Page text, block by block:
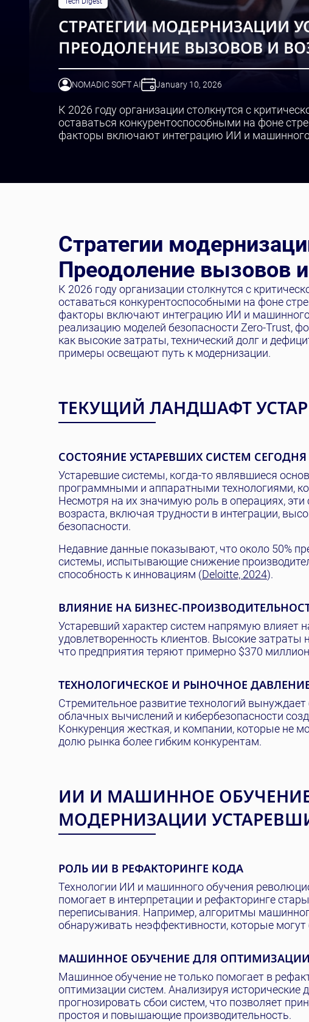
СТРАТЕГИИ МОДЕРНИЗАЦИИ
ПРЕОДОЛЕНИЕ ВЫЗОВОВ И
NOMADIC SOFT AI January 10, 2026
К 2026 году организации столкнутся с
оставаться конкурентоспособными на фоне
факторы включают интеграцию ИИ и
Стратегии
Преодоление вызовов
К 2026 году организации столкнутся с
оставаться конкурентоспособными на фоне
факторы включают интеграцию ИИ и машинного
реализацию моделей безопасности Zero-Trust,
как высокие затраты, технический долг и
примеры освещают путь к модернизации.
ТЕКУЩИЙ ЛАНДШАФТ
СОСТОЯНИЕ УСТАРЕВШИХ СИСТЕМ СЕГОДНЯ
Устаревшие системы, когда-то являвшиеся
программными и аппаратными технологиями,
Несмотря на их значимую роль в операциях,
возраста, включая трудности в интеграции,
безопасности.
Недавние данные показывают, что около 50%
системы, испытывающие снижение
способность к инновациям (Deloitte, 2024).
ВЛИЯНИЕ НА БИЗНЕС-
Устаревший характер систем напрямую влияет
удовлетворенность клиентов. Высокие затраты
что предприятия теряют примерно $370
ТЕХНОЛОГИЧЕСКОЕ И РЫНОЧНОЕ
Стремительное развитие технологий
облачных вычислений и кибербезопасности
Конкуренция жесткая, и компании, которые не
долю рынка более гибким конкурентам.
ИИ И МАШИННОЕ
МОДЕРНИЗАЦИИ
РОЛЬ ИИ В РЕФАКТОРИНГЕ КОДА
Технологии ИИ и машинного обучения
помогает в интерпретации и рефакторинге
переписывания. Например, алгоритмы
обнаруживать неэффективности, которые
МАШИННОЕ ОБУЧЕНИЕ ДЛЯ
Машинное обучение не только помогает в
оптимизации систем. Анализируя
прогнозировать сбои систем, что позволяет
простоя и повышающие производительность.